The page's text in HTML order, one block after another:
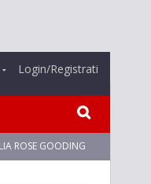
Login/Registrati
ROSE GOODING